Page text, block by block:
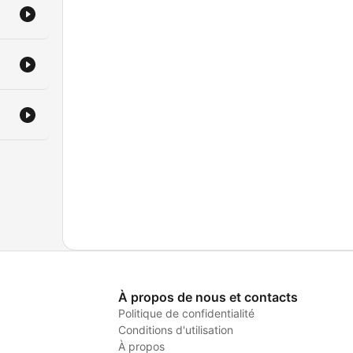
À propos de nous et contacts
Politique de confidentialité
Conditions d'utilisation
À propos